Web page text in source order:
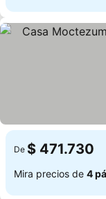
De $ 471.730
Mira precios de 4